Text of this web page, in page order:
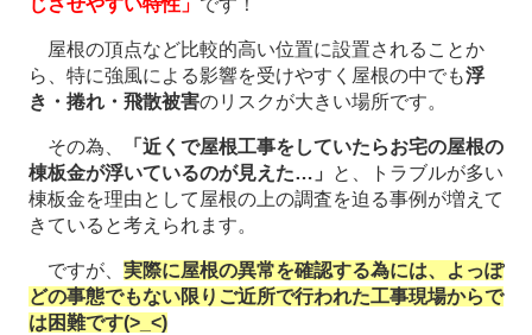
じさせやすい特性」 です！
屋根の頂点など比較的高い位置に設置されることか
ら、特に強風による影響を受けやすく屋根の中でも浮
き・捲れ・飛散被害のリスクが大きい場所です。
その為、
「近くで屋根工事をしていたらお宅の屋根の
棟板金が浮いているのが見えた…」
と、トラブルが多い
棟板金を理由として屋根の上の調査を迫る事例が増えて
きていると考えられます。
ですが、 実際に屋根の異常を確認する為には、よっぽ
どの事態でもない限りご近所で行われた工事現場からで
は困難です(>_<)